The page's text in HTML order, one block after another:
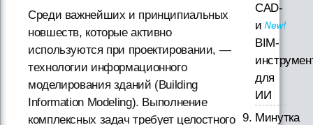
Среди важнейших и принципиальных
новшеств, которые активно
используются при проектировании, —
технологии информационного
моделирования зданий (Building
Information Modeling). Выполнение
комплексных задач требует целостного
CAD-
и
BIM-
для
ИИ
Минутка